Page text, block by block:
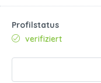
Profilstatus
verifiziert